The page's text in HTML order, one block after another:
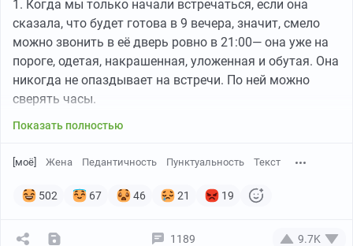
1. Когда мы только начали встречаться, если она
сказала, что будет готова в 9 вечера, значит, смело
можно звонить в её дверь ровно в 21:00— она уже на
пороге, одетая, накрашенная, уложенная и обутая. Она
никогда не опаздывает на встречи. По ней можно
сверять часы.
Показать полностью
[моё] Жена Педантичность Пунктуальность Текст
502 67 46 21 19
1189 9.7K